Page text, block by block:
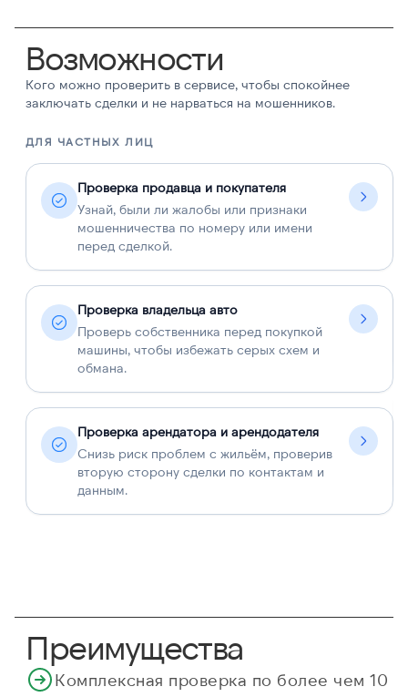
Возможности
Кого можно проверить в сервисе, чтобы спокойнее
заключать сделки и не нарваться на мошенников.
ДЛЯ ЧАСТНЫХ ЛИЦ
Проверка продавца и покупателя
Узнай, были ли жалобы или признаки
мошенничества по номеру или имени
перед сделкой.
Проверка владельца авто
Проверь собственника перед покупкой
машины, чтобы избежать серых схем и
обмана.
Проверка арендатора и арендодателя
Снизь риск проблем с жильём, проверив
вторую сторону сделки по контактам и
данным.
Преимущества
Комплексная проверка по более чем 10